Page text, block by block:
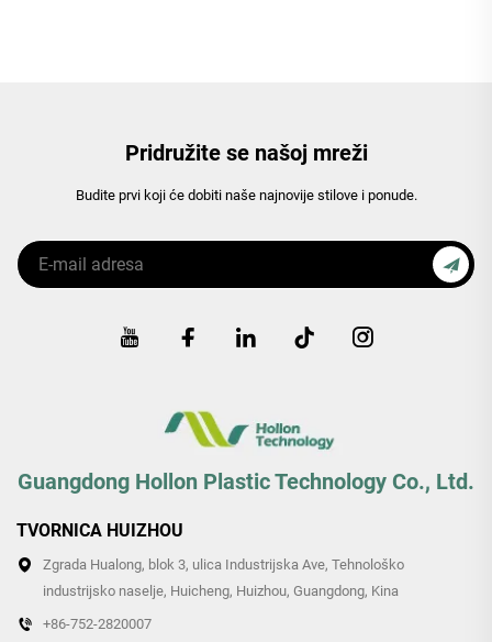
Pridružite se našoj mreži
Budite prvi koji će dobiti naše najnovije stilove i ponude.
Guangdong Hollon Plastic Technology Co., Ltd.
TVORNICA HUIZHOU
Zgrada Hualong, blok 3, ulica Industrijska Ave, Tehnološko
industrijsko naselje, Huicheng, Huizhou, Guangdong, Kina
+86-752-2820007